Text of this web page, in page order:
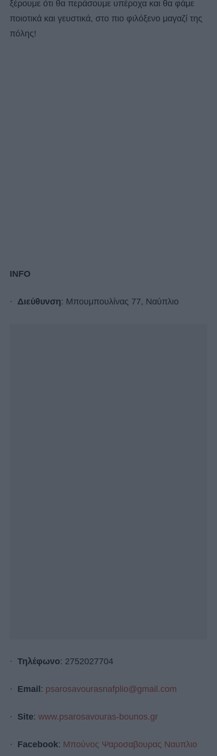
ξέρουμε ότι θα περάσουμε υπέροχα και θα φάμε
ποιοτικά και γευστικά, στο πιο φιλόξενο μαγαζί της
πόλης!
INFO
· Διεύθυνση: Μπουμπουλίνας 77, Ναύπλιο
· Τηλέφωνο: 2752027704
· Email: psarosavourasnafplio@gmail.com
· Site: www.psarosavouras-bounos.gr
· Facebook: Μπούνος Ψαροσαβουρας Ναυπλιο